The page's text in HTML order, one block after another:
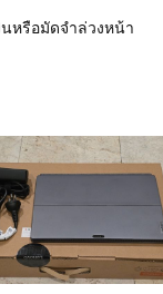
หรือมัดจำล่วงหน้า